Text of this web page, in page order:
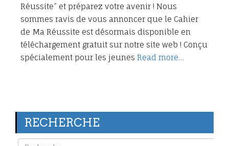
Réussite” et préparez votre avenir ! Nous
sommes ravis de vous annoncer que le Cahier
de Ma Réussite est désormais disponible en
téléchargement gratuit sur notre site web ! Conçu
spécialement pour les jeunes Read more…
RECHERCHE